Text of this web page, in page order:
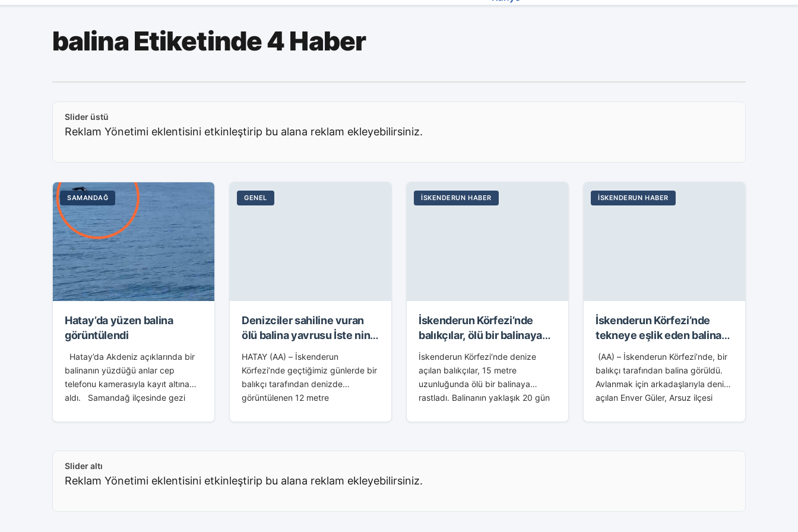
balina Etiketinde 4 Haber
Slider üstü
Reklam Yönetimi eklentisini etkinleştirip bu alana reklam ekleyebilirsiniz.
SAMANDAĞ
Hatay’da yüzen balina
görüntülendi
Hatay’da Akdeniz açıklarında bir
balinanın yüzdüğü anlar cep
telefonu kamerasıyla kayıt altına
aldı. Samandağ ilçesinde gezi
Akdeniz açıklarında su yüzeyinde
GENEL
Denizciler sahiline vuran
ölü balina yavrusu İste nin
bahçesine gömüldü iskeleti
ileride oluşturulacak deniz
müzesinde sergilenecek
HATAY (AA) – İskenderun
Körfezi’nde geçtiğimiz günlerde bir
balıkçı tarafından denizde
görüntülenen 12 metre
kıyıya vurdu. Madenli açıklarında
yavrusu olduğunu belirledi. İhbar
İskenderun...
İSKENDERUN HABER
İskenderun Körfezi’nde
balıkçılar, ölü bir balinaya
rastladı.
İskenderun Körfezi‘nde denize
açılan balıkçılar, 15 metre
uzunluğunda ölü bir balinaya
rastladı. Balinanın yaklaşık 20 gün
görülen oluklu balina olup olmadığı
balık tutmak için...
İSKENDERUN HABER
İskenderun Körfezi’nde
tekneye eşlik eden balina
balıkçı tarafından
görüntülendi
(AA) – İskenderun Körfezi’nde, bir
balıkçı tarafından balina görüldü.
Avlanmak için arkadaşlarıyla denize
açılan Enver Güler, Arsuz ilçesi
süre teknenin etrafında dolaşan
Slider altı
Reklam Yönetimi eklentisini etkinleştirip bu alana reklam ekleyebilirsiniz.